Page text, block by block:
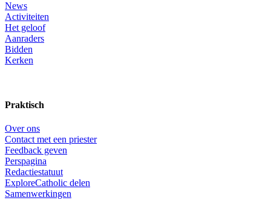
News
Activiteiten
Het geloof
Aanraders
Bidden
Kerken
Praktisch
Over ons
Contact met een priester
Feedback geven
Perspagina
Redactiestatuut
ExploreCatholic delen
Samenwerkingen